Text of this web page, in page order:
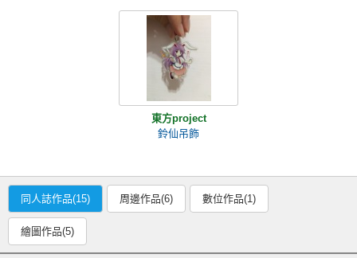
東方project
鈴仙吊飾
同人誌作品(15) 周邊作品(6) 數位作品(1)
繪圖作品(5)